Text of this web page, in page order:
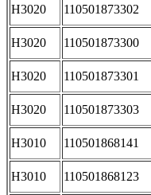
H3020 110501873302
H3020 110501873300
H3020 110501873301
H3020 110501873303
H3010 110501868141
H3010 110501868123